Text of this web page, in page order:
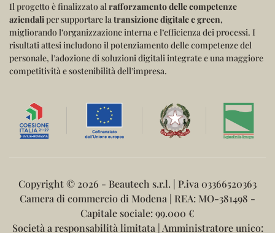
Il progetto è finalizzato alrafforzamento delle competenze
aziendaliper supportare latransizione digitale e green,
migliorando l’organizzazione interna e l’efficienza dei processi. I
risultati attesi includono il potenziamento delle competenze del
personale, l’adozione di soluzioni digitali integrate e una maggiore
competitività e sostenibilità dell’impresa.
Copyright © 2026 - Beautech s.r.l. | P.iva 03366520363
Camera di commercio di Modena | REA: MO-381498 -
Capitale sociale: 99.000 €
Società a responsabilità limitata | Amministratore unico: